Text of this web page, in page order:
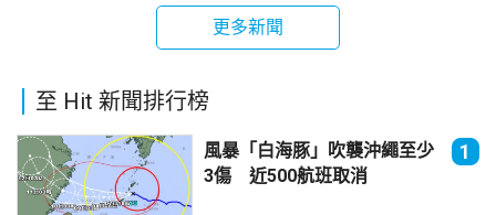
更多新聞
至 Hit 新聞排行榜
風暴「白海豚」吹襲沖繩至少
3傷 近500航班取消
1